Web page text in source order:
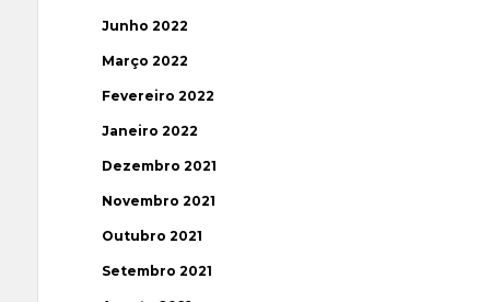
Junho 2022
Março 2022
Fevereiro 2022
Janeiro 2022
Dezembro 2021
Novembro 2021
Outubro 2021
Setembro 2021